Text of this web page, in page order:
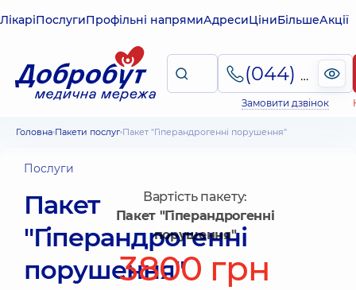
ЛікаріПослугиПрофільні напрямиАдресиЦіниБільшеАкції
(044) 495-2-888
Замовити дзвінок
Головна Пакети послуг Пакет "Гіперандрогенні порушення"
Послуги
Пакет
"Гіперандрогенні
порушення"
Вартість пакету:
Пакет "Гіперандрогенні
порушення"
3800 грн